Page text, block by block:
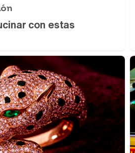
con estas